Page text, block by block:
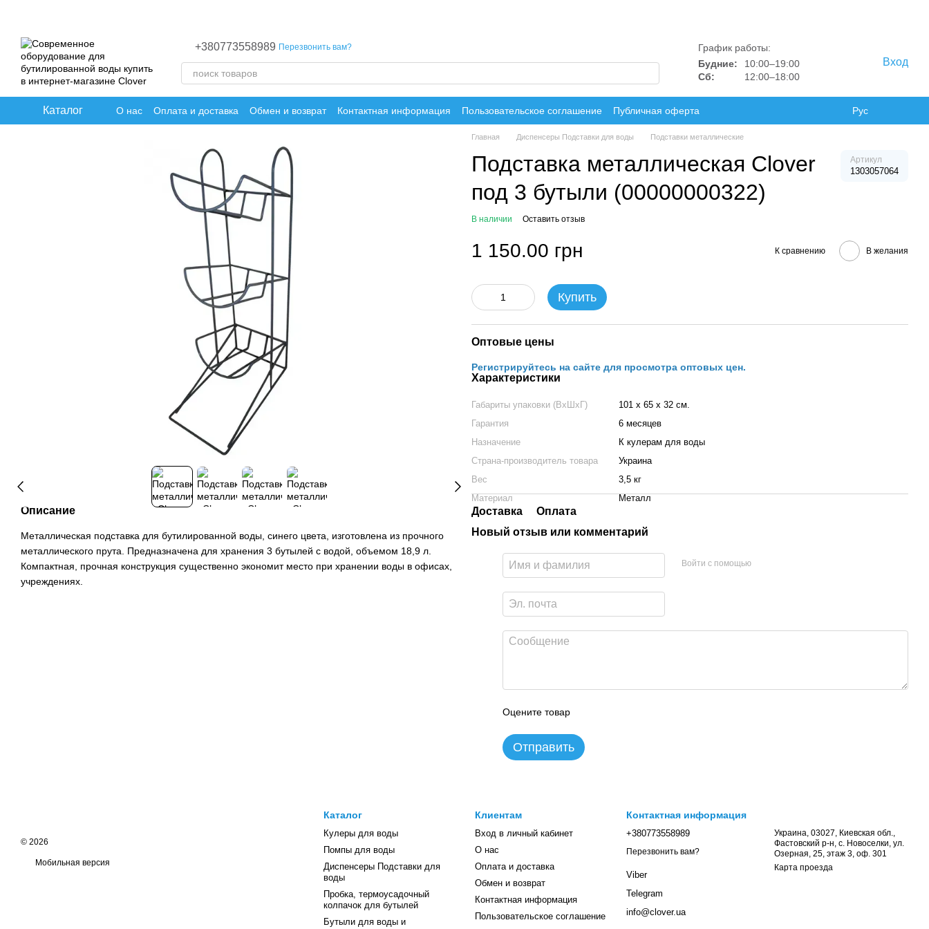
+380773558989 Перезвонить вам?
График работы:
Будние:
10:00–19:00
Сб:
12:00–18:00
Вход
Каталог О нас Оплата и доставка Обмен и возврат Контактная информация Пользовательское соглашение Публичная оферта Рус
Описание
Металлическая подставка для бутилированной воды, синего цвета, изготовлена из прочного
металлического прута. Предназначена для хранения 3 бутылей с водой, объемом 18,9 л.
Компактная, прочная конструкция существенно экономит место при хранении воды в офисах,
учреждениях.
Главная Диспенсеры Подставки для воды Подставки металлические
Подставка металлическая Сlover
под 3 бутыли (00000000322)
Артикул
1303057064
В наличии Оставить отзыв
1 150.00 грн К сравнению В желания
Купить
Оптовые цены
Регистрируйтесь на сайте для просмотра оптовых цен.
Характеристики
Габариты упаковки (ВхШхГ)
101 х 65 х 32 см.
Гарантия
6 месяцев
Назначение
К кулерам для воды
Страна-производитель товара
Украина
Вес
3,5 кг
Материал
Металл
Доставка
Оплата
Новый отзыв или комментарий
Войти с помощью
Оцените товар
Отправить
© 2026
Мобильная версия
Каталог
Кулеры для воды
Помпы для воды
Диспенсеры Подставки для
воды
Пробка, термоусадочный
колпачок для бутылей
Бутыли для воды и
Клиентам
Вход в личный кабинет
О нас
Оплата и доставка
Обмен и возврат
Контактная информация
Пользовательское соглашение
Контактная информация
+380773558989
Перезвонить вам?
Viber
Telegram
info@clover.ua
Украина, 03027, Киевская обл.,
Фастовский р-н, с. Новоселки, ул.
Озерная, 25, этаж 3, оф. 301
Карта проезда